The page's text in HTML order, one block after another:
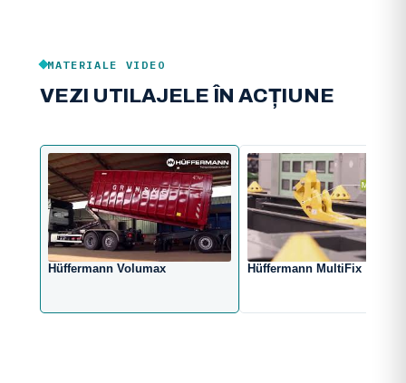
MATERIALE VIDEO
VEZI UTILAJELE ÎN ACȚIUNE
Hüffermann Volumax Hüffermann MultiFix